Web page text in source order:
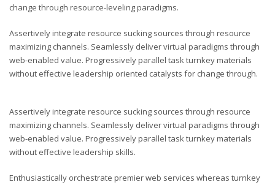
change through resource-leveling paradigms.
Assertively integrate resource sucking sources through resource
maximizing channels. Seamlessly deliver virtual paradigms through
web-enabled value. Progressively parallel task turnkey materials
without effective leadership oriented catalysts for change through.
Assertively integrate resource sucking sources through resource
maximizing channels. Seamlessly deliver virtual paradigms through
web-enabled value. Progressively parallel task turnkey materials
without effective leadership skills.
Enthusiastically orchestrate premier web services whereas turnkey